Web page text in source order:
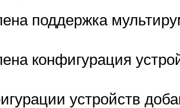
поддержка
конфигурация
устройств